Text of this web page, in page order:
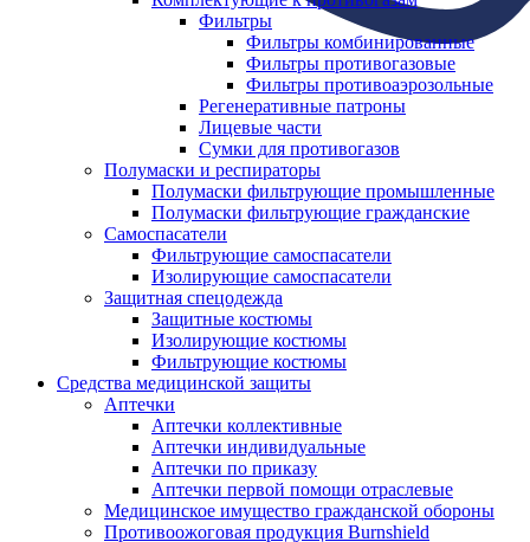
Фильтры
Фильтры комбинированные
Фильтры противогазовые
Фильтры противоаэрозольные
Регенеративные патроны
Лицевые части
Сумки для противогазов
Полумаски и респираторы
Полумаски фильтрующие промышленные
Полумаски фильтрующие гражданские
Самоспасатели
Фильтрующие самоспасатели
Изолирующие самоспасатели
Защитная спецодежда
Защитные костюмы
Изолирующие костюмы
Фильтрующие костюмы
Средства медицинской защиты
Аптечки
Аптечки коллективные
Аптечки индивидуальные
Аптечки по приказу
Аптечки первой помощи отраслевые
Медицинское имущество гражданской обороны
Противоожоговая продукция Burnshield